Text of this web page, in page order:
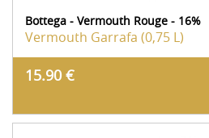
Bottega - Vermouth Rouge - 16%
Vermouth Garrafa (0,75 L)
15.90 €